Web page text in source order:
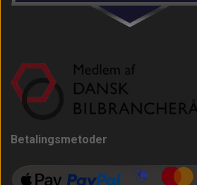
Betalingsmetoder